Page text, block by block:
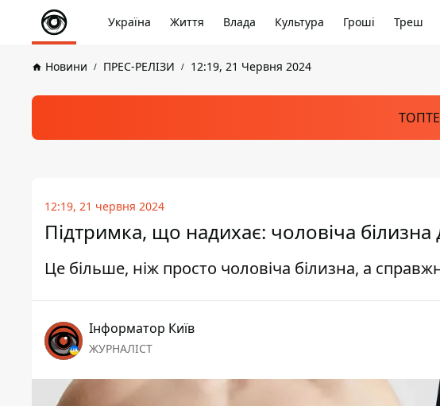
Україна Життя Влада Культура Гроші Треш
Новини ПРЕС-РЕЛІЗИ 12:19, 21 Червня 2024
12:19, 21 червня 2024
Підтримка, що надихає: чоловіча
Це більше, ніж просто чоловіча білизна, а
Інформатор Київ
ЖУРНАЛІСТ